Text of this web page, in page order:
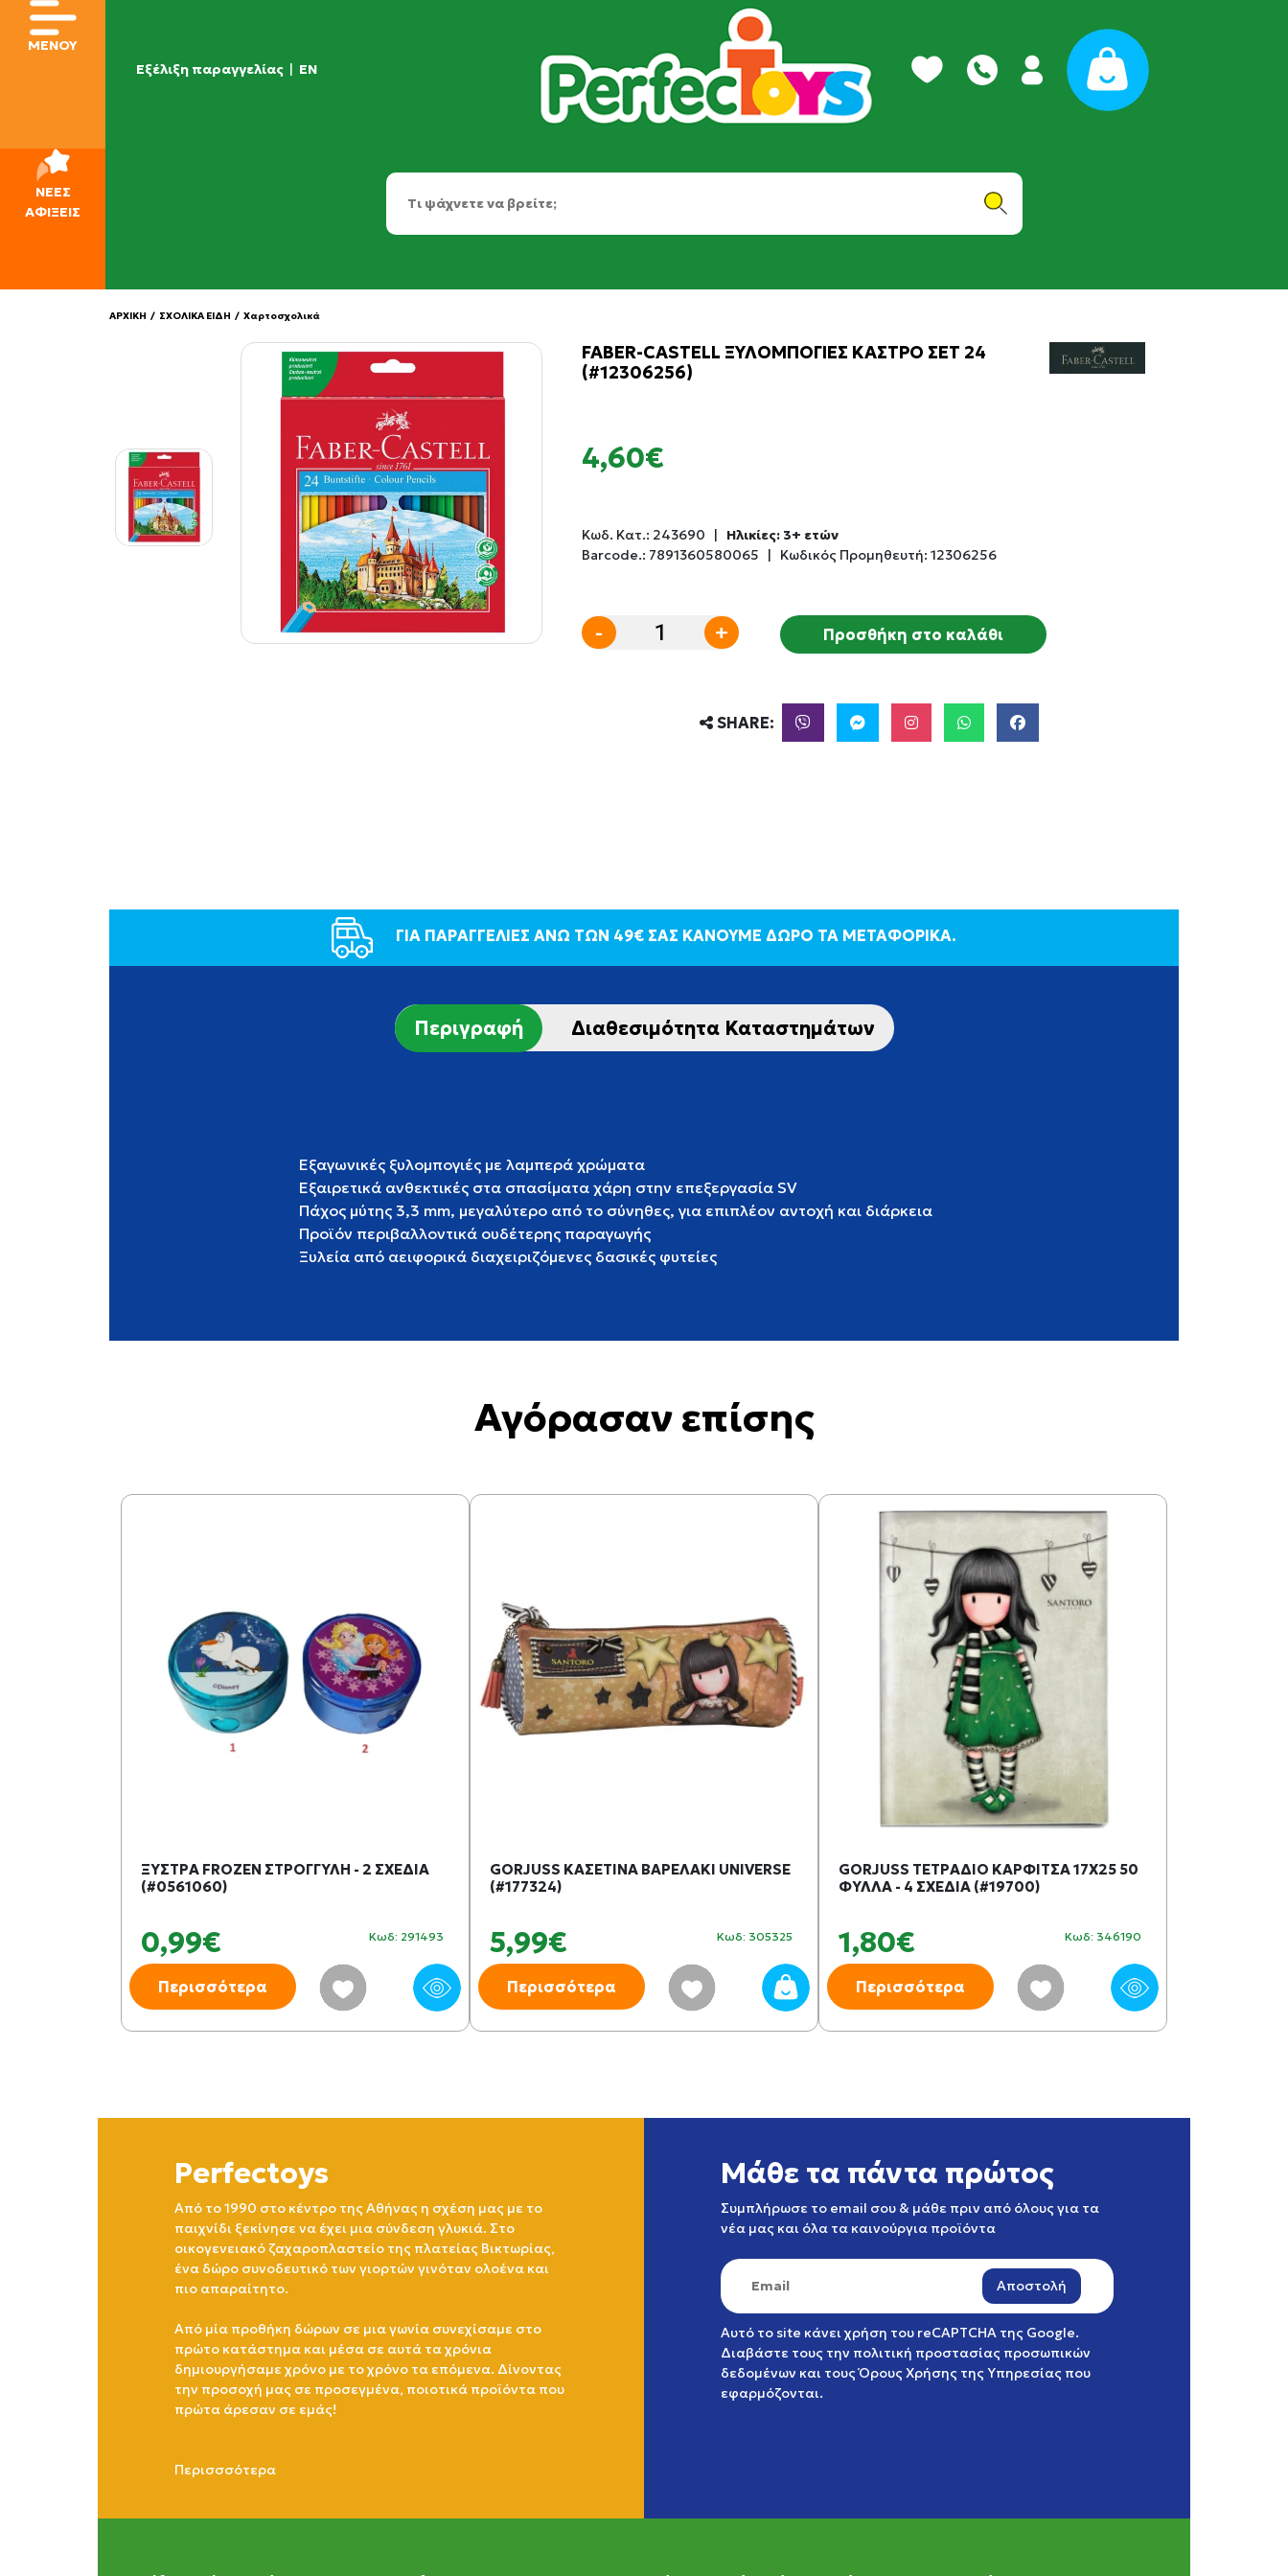
Εξέλιξη παραγγελίας | EN
ΜΕΝΟΥ
ΝΕΕΣ
ΑΦΙΞΕΙΣ
ΑΡΧΙΚΗ / ΣΧΟΛΙΚΑ ΕΙΔΗ / Χαρτοσχολικά
FABER-CASTELL ΞΥΛΟΜΠΟΓΙΕΣ ΚΑΣΤΡΟ ΣΕΤ 24
(#12306256)
4,60€
Κωδ. Κατ.: 243690 |
Ηλικίες: 3+ ετών
Barcode.: 7891360580065 | Κωδικός Προμηθευτή: 12306256
- + Προσθήκη στο καλάθι
SHARE:
ΓΙΑ ΠΑΡΑΓΓΕΛΙΕΣ ΑΝΩ ΤΩΝ 49€ ΣΑΣ ΚΑΝΟΥΜΕ ΔΩΡΟ ΤΑ ΜΕΤΑΦΟΡΙΚΑ.
Περιγραφή Διαθεσιμότητα Καταστημάτων
Εξαγωνικές ξυλομπογιές με λαμπερά χρώματα
Εξαιρετικά ανθεκτικές στα σπασίματα χάρη στην επεξεργασία SV
Πάχος μύτης 3,3 mm, μεγαλύτερο από το σύνηθες, για επιπλέον αντοχή και διάρκεια
Προϊόν περιβαλλοντικά ουδέτερης παραγωγής
Ξυλεία από αειφορικά διαχειριζόμενες δασικές φυτείες
Αγόρασαν επίσης
ΞΥΣΤΡΑ FROZEN ΣΤΡΟΓΓΥΛΗ - 2 ΣΧΕΔΙΑ
(#0561060)
0,99€ Κωδ: 291493
Περισσότερα
GORJUSS ΚΑΣΕΤΙΝΑ ΒΑΡΕΛΑΚΙ UNIVERSE
(#177324)
5,99€ Κωδ: 305325
Περισσότερα
GORJUSS ΤΕΤΡΑΔΙΟ ΚΑΡΦΙΤΣΑ 17X25 50
ΦΥΛΛΑ - 4 ΣΧΕΔΙΑ (#19700)
1,80€ Κωδ: 346190
Περισσότερα
Perfectoys
Από το 1990 στο κέντρο της Αθήνας η σχέση μας με το
παιχνίδι ξεκίνησε να έχει μια σύνδεση γλυκιά. Στο
οικογενειακό ζαχαροπλαστείο της πλατείας Βικτωρίας,
ένα δώρο συνοδευτικό των γιορτών γινόταν ολοένα και
πιο απαραίτητο.
Από μία προθήκη δώρων σε μια γωνία συνεχίσαμε στο
πρώτο κατάστημα και μέσα σε αυτά τα χρόνια
δημιουργήσαμε χρόνο με το χρόνο τα επόμενα. Δίνοντας
την προσοχή μας σε προσεγμένα, ποιοτικά προϊόντα που
πρώτα άρεσαν σε εμάς!
Περισσσότερα
Μάθε τα πάντα πρώτος
Συμπλήρωσε το email σου & μάθε πριν από όλους για τα
νέα μας και όλα τα καινούργια προϊόντα
Αποστολή
Αυτό το site κάνει χρήση του reCAPTCHA της Google.
Διαβάστε τους την πολιτική προστασίας προσωπικών
δεδομένων και τουςΌρους Χρήσης της Υπηρεσίας που
εφαρμόζονται.